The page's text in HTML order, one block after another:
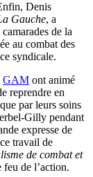
Denis
Gauche, a
de la
au combat des
syndicale.
GAM ont animé
reprendre en
par leurs soins
Gilly pendant
expresse de
travail de
de combat et
feu de l’action.